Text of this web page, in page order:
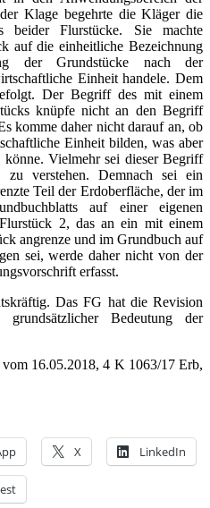
Klage begehrte die Kläger die
beider Flurstücke. Sie machte
auf die einheitliche Bezeichnung
der Grundstücke nach der
Einheit handele. Dem
Der Begriff des mit einem
knüpfe nicht an den Begriff
komme daher nicht darauf an, ob
Einheit bilden, was aber
Vielmehr sei dieser Begriff
verstehen. Demnach sei ein
Teil der Erdoberfläche, der im
auf einer eigenen
2, das an ein mit einem
angrenze und im Grundbuch auf
sei, werde daher nicht von der
erfasst.
Das FG hat die Revision
Bedeutung der
16.05.2018, 4 K 1063/17 Erb,
X LinkedIn